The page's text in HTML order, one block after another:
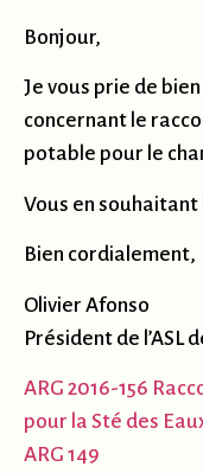
Bonjour,
Je vous prie de
concernant le
potable pour le
Vous en
Bien cordialement,
Olivier Afonso
Président de l’ASL
ARG 2016-156
pour la Sté des
ARG 149